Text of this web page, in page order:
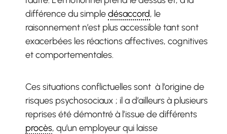
différence du simpledésaccord, le
raisonnement n’est plus accessible tant sont
exacerbées les réactions affectives, cognitives
et comportementales.
Ces situations conflictuelles sont à l’origine de
risques psychosociaux ; il a d’ailleurs à plusieurs
reprises été démontré à l’issue de différents
procès, qu’un employeur qui laisse